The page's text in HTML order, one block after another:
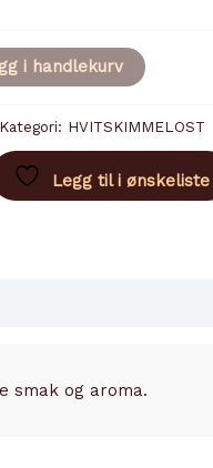
i handlekurv
Kategori: HVITSKIMMELOST
Legg til i ønskeliste
smak og aroma.